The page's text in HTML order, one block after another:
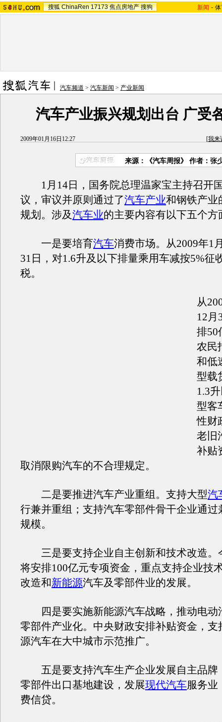
搜狐 ChinaRen 17173 焦点房地产 搜狗 新闻 -
汽车频道 > 汽车新闻 > 产业新闻
汽车产业振兴规划出台 广受
2009年01月16日12:27 [我来
来源：《汽车周报》 作者：张
1月14日，国务院总理温家宝主持召开
议，审议并原则通过了汽车产业和钢铁产业
规划。涉及汽车业的主要内容有以下五个方
一是要培育汽车消费市场。从2009年1
31日，对1.6升及以下排量乘用车减按5%征
税。
从
12月
排50
农民
和低
型载
1.3
型客
性财
老旧
补贴
取消限购汽车的不合理规定。
二是要推进汽车产业重组。支持大型汽
行兼并重组；支持汽车零部件骨干企业通过
规模。
三是要支持企业自主创新和技术改造。
将安排100亿元专项资金，重点支持企业技
改造和新能源汽车及零部件业的发展。
四是要实施新能源汽车战略，推动电动
零部件产业化。中央财政安排补贴资金，支
源汽车在大中城市示范推广。
五是要支持汽车生产企业发展自主品牌
零部件出口基地建设，发展现代汽车服务业
费信贷。